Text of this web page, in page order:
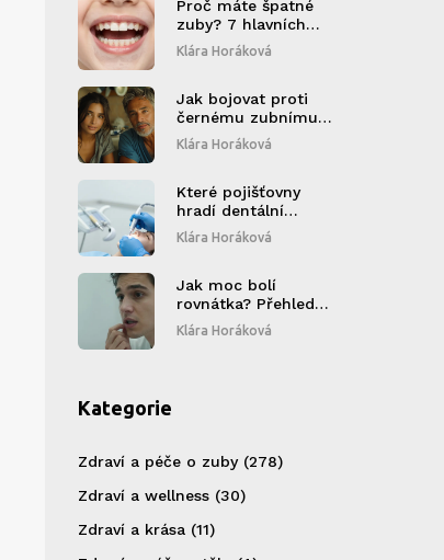
Proč máte špatné
zuby? 7 hlavních
příčin a jak je
opravit
Klára Horáková
Jak bojovat proti
černému zubnímu
kameni: Preventivní
metody a tipy
Klára Horáková
Které pojišťovny
hradí dentální
hygienu v roce
2026? Kompletní
Klára Horáková
Jak moc bolí
rovnátka? Přehled
bolesti, tipy na
úlevu a srovnání s
Klára Horáková
Kategorie
Zdraví a péče o zuby (278)
Zdraví a wellness (30)
Zdraví a krása (11)